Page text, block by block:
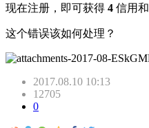
现在注册，即可获得 4 信用和
这个错误该如何处理？
2017.08.10 10:13
12705
0